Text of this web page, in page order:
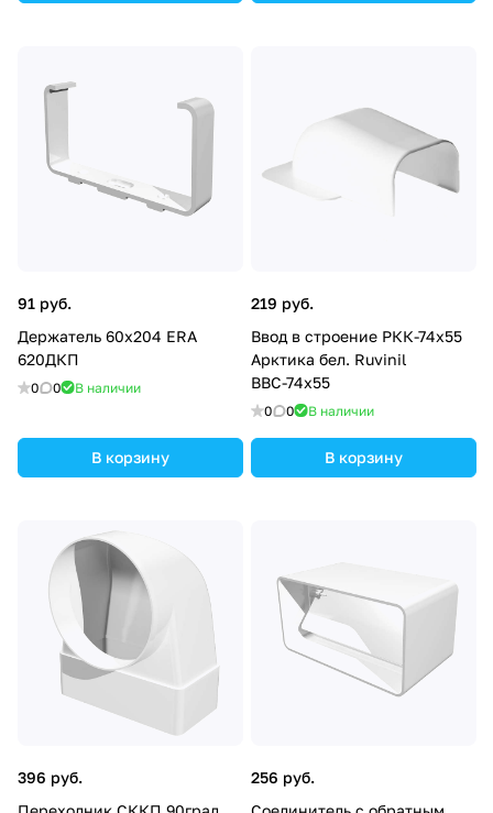
91 руб.
Держатель 60х204 ERA
620ДКП
0 0 В наличии
В корзину
219 руб.
Ввод в строение РКК-74х55
Арктика бел. Ruvinil
ВВС-74х55
0 0 В наличии
В корзину
396 руб.
256 руб.